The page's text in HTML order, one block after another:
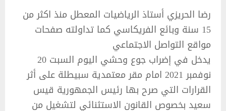
رضا الحريزي أستاذ الرياضيات المعطل منذ اكثر من
15 سنة وبائع الفريكاسي كما تداولته صفحات
مواقع التواصل الاجتماعي
يدخل في إضراب جوع وحشي اليوم السبت 20
نوفمبر 2021 امام مقر معتمدية سبيطلة على أثر
القرارات التي صرح بها رئيس الجمهورية قيس
سعيد بخصوص القانون الاستثنائي لتشغيل من